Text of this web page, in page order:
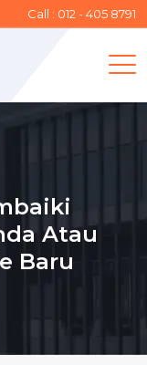
Call : 012 - 405 8791
Atau
Baru